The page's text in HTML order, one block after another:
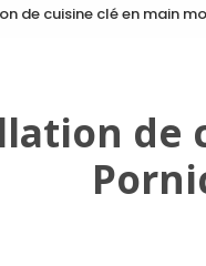
de cuisine clé en main
de